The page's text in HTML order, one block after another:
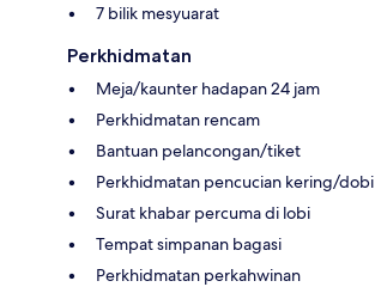
7 bilik mesyuarat
Perkhidmatan
Meja/kaunter hadapan 24 jam
Perkhidmatan rencam
Bantuan pelancongan/tiket
Perkhidmatan pencucian kering/dobi
Surat khabar percuma di lobi
Tempat simpanan bagasi
Perkhidmatan perkahwinan